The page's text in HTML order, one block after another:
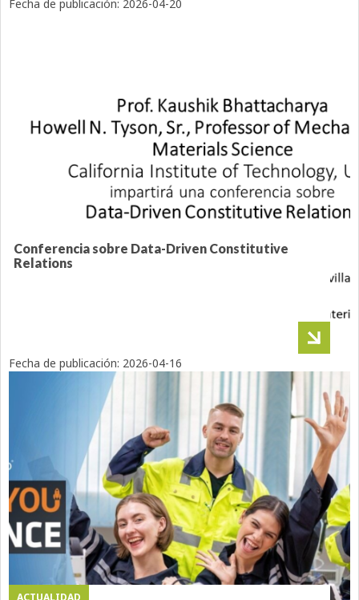
Conferencia sobre Data-Driven Constitutive
Relations
Fecha de publicación: 2026-04-20
Fecha de publicación: 2026-04-16